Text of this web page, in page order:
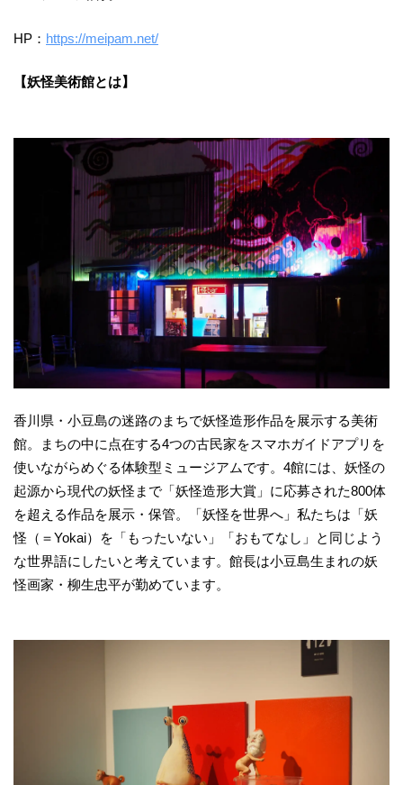
HP： https://meipam.net/
【妖怪美術館とは】
香川県・小豆島の迷路のまちで妖怪造形作品を展示する美術
館。まちの中に点在する4つの古民家をスマホガイドアプリを
使いながらめぐる体験型ミュージアムです。4館には、妖怪の
起源から現代の妖怪まで「妖怪造形大賞」に応募された800体
を超える作品を展示・保管。「妖怪を世界へ」私たちは「妖
怪（＝Yokai）を「もったいない」「おもてなし」と同じよう
な世界語にしたいと考えています。館長は小豆島生まれの妖
怪画家・柳生忠平が勤めています。